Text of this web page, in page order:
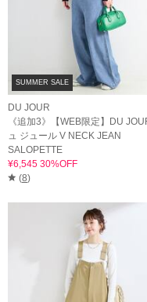
SUMMER SALE
DU JOUR
《追加3》【WEB限定】DU
ュ ジュール V NECK JEAN
SALOPETTE
¥6,545 30%OFF
(8)